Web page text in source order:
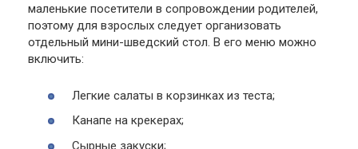
маленькие посетители в сопровождении родителей,
поэтому для взрослых следует организовать
отдельный мини-шведский стол. В его меню можно
включить:
Легкие салаты в корзинках из теста;
Канапе на крекерах;
Сырные закуски;